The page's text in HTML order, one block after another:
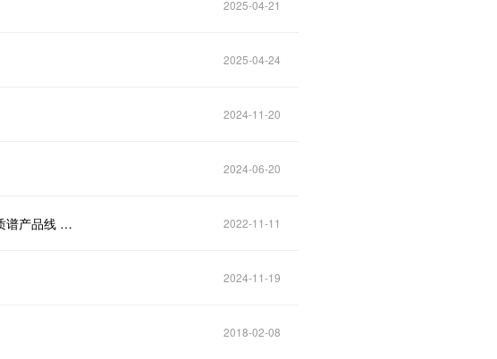
2025-04-21
2025-04-24
2024-11-20
2024-06-20
直击业绩会｜皖仪科技（688600.SH）：规划两到三年内完善高端质谱产品线 液相色谱质谱联用仪预计2023年下半年验收 2022-11-11
2024-11-19
2018-02-08